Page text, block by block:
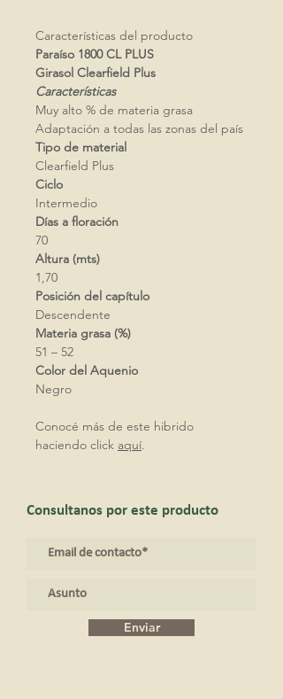
Características del producto
Paraíso 1800 CL PLUS
Girasol Clearfield Plus
Características
Muy alto % de materia grasa
Adaptación a todas las zonas del país
Tipo de material
Clearfield Plus
Ciclo
Intermedio
Días a floración
70
Altura (mts)
1,70
Posición del capítulo
Descendente
Materia grasa (%)
51 – 52
Color del Aquenio
Negro
Conocé más de este hibrido
haciendo click aquí.
Consultanos por este producto
Enviar